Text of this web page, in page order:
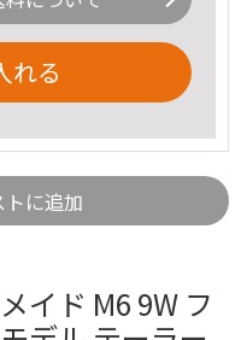
れる
に追加
イド M6 9W フ